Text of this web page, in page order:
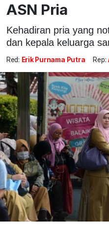
ASN Pria
Kehadiran pria yang
dan kepala keluarga
Red: Erik Purnama Putra Rep: